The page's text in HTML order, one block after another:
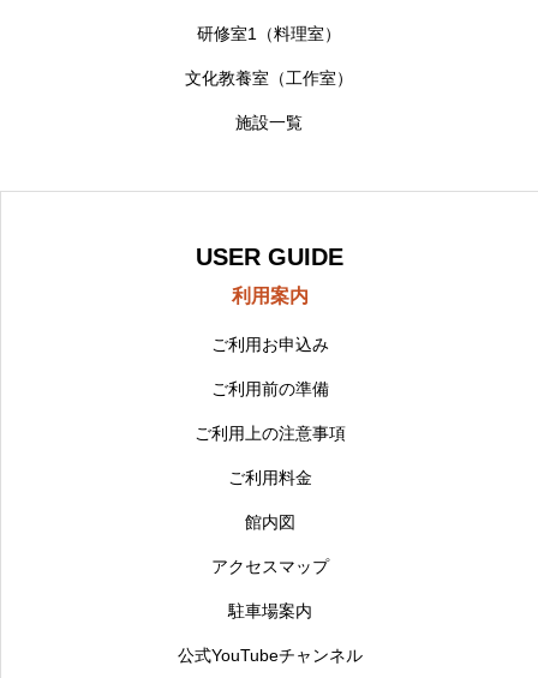
研修室1（料理室）
文化教養室（工作室）
施設一覧
USER GUIDE
利用案内
ご利用お申込み
ご利用前の準備
ご利用上の注意事項
ご利用料金
館内図
アクセスマップ
駐車場案内
公式YouTubeチャンネル